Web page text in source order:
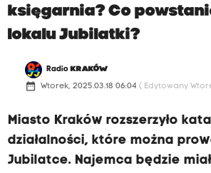
księgarnia? Co
lokalu Jubilatki?
Radio KRAKÓW
date_range Wtorek, 2025.03.18 06:04 ( Edytowany
Miasto Kraków rozszerzyło
działalności, które można
Jubilatce. Najemca będzie